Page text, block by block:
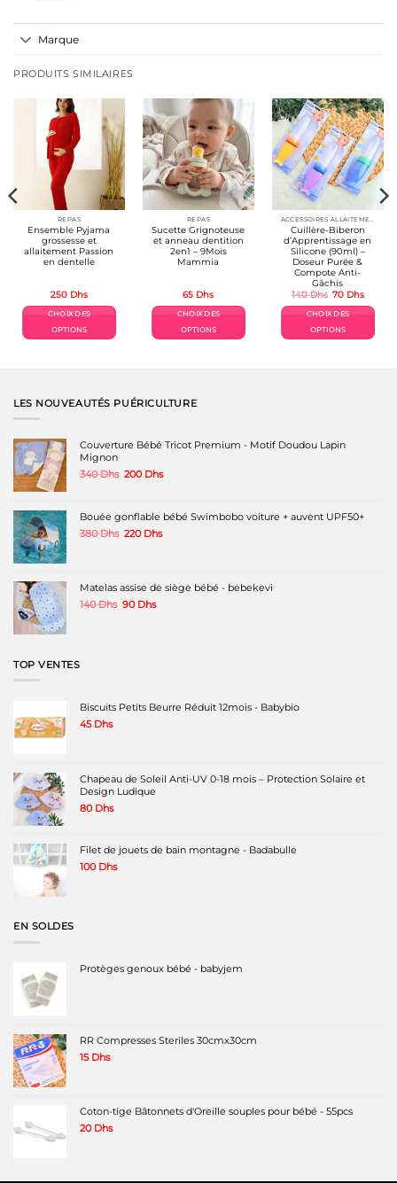
Marque
PRODUITS SIMILAIRES
REPAS
Ensemble Pyjama
grossesse et
allaitement Passion
en dentelle
250 Dhs
CHOIX DES
OPTIONS
a
variations.
être
choisies
sur
produit
REPAS
Sucette Grignoteuse
et anneau dentition
2en1 – 9Mois
Mammia
65 Dhs
CHOIX DES
OPTIONS
a
être
du
ACCESSOIRES ALLAITEMENT / REPAS
Cuillère-Biberon
d’Apprentissage en
Silicone (90ml) –
Doseur Purée &
Compote Anti-
Gâchis
140Dhs Le
initial
était :
140 Dhs.
70 DhsLe
actuel
CHOIX DES
OPTIONS
a
être
du
LES NOUVEAUTÉS PUÉRICULTURE
Couverture Bébé Tricot Premium - Motif Doudou Lapin
Mignon
340Dhs Le
était :
340 Dhs.
200 DhsLe
est :
200 Dhs.
Bouée gonflable bébé Swimbobo voiture + auvent UPF50+
380Dhs Le
380 Dhs.
220 DhsLe
220 Dhs.
Matelas assise de siège bébé - bebekevi
140Dhs Le
90 DhsLe
TOP VENTES
Biscuits Petits Beurre Réduit 12mois - Babybio
45 Dhs
Chapeau de Soleil Anti-UV 0-18 mois – Protection Solaire et
Design Ludique
80 Dhs
Filet de jouets de bain montagne - Badabulle
100 Dhs
EN SOLDES
Protèges genoux bébé - babyjem
RR Compresses Steriles 30cmx30cm
15 Dhs
Coton-tige Bâtonnets d'Oreille souples pour bébé - 55pcs
20 Dhs